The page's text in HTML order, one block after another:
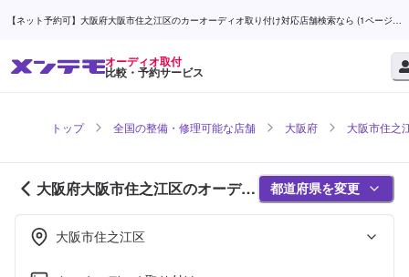
【ネット予約可】大阪府大阪市住之江区のカーオーディオ取り付け対応店舗検索なら (1ページ
オーディオ取付
比較・予約サービス
トップ 全国の整備・修理可能な店舗 大阪府 大阪市住之
大阪府大阪市住之江区のオーディ
オ取付対応店舗紹介 (1ページ目)
都道府県を変更
大阪市住之江区